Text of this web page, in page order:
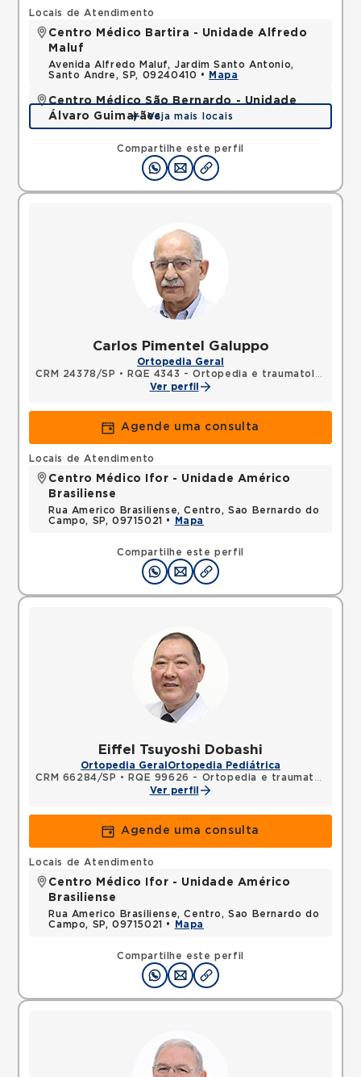
Compartilhe este perfil
Locais de Atendimento
Centro Médico Bartira - Unidade Alfredo
Maluf
Avenida Alfredo Maluf, Jardim Santo Antonio,
Santo Andre, SP, 09240410 •
Mapa
Centro Médico São Bernardo - Unidade
Álvaro Guimarães
Avenida Alvaro Guimaraes, Assuncao, Sao Bernardo
do Campo, SP, 09810010 •
Mapa
Veja mais locais
Carlos Pimentel Galuppo
Ortopedia Geral
CRM 24378/SP •
RQE 4343 - Ortopedia e traumatologia
Ver perfil
Agende uma consulta
Compartilhe este perfil
Locais de Atendimento
Centro Médico Ifor - Unidade Américo
Brasiliense
Rua Americo Brasiliense, Centro, Sao Bernardo do
Campo, SP, 09715021 •
Mapa
Eiffel Tsuyoshi Dobashi
Ortopedia Geral Ortopedia Pediátrica
CRM 66284/SP •
RQE 99626 - Ortopedia e traumatologia
Ver perfil
Agende uma consulta
Compartilhe este perfil
Locais de Atendimento
Centro Médico Ifor - Unidade Américo
Brasiliense
Rua Americo Brasiliense, Centro, Sao Bernardo do
Campo, SP, 09715021 •
Mapa